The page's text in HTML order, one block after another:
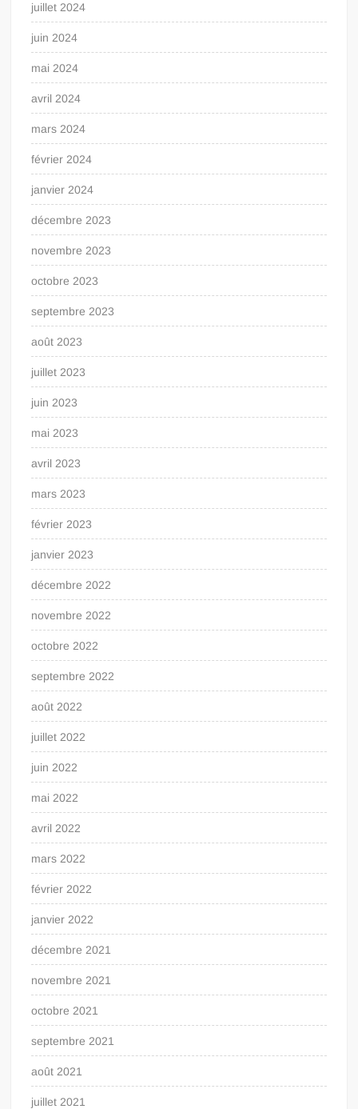
juillet 2024
juin 2024
mai 2024
avril 2024
mars 2024
février 2024
janvier 2024
décembre 2023
novembre 2023
octobre 2023
septembre 2023
août 2023
juillet 2023
juin 2023
mai 2023
avril 2023
mars 2023
février 2023
janvier 2023
décembre 2022
novembre 2022
octobre 2022
septembre 2022
août 2022
juillet 2022
juin 2022
mai 2022
avril 2022
mars 2022
février 2022
janvier 2022
décembre 2021
novembre 2021
octobre 2021
septembre 2021
août 2021
juillet 2021